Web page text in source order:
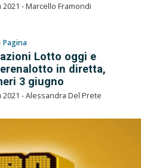
2021 - Marcello Framondi
Pagina
Lotto oggi e
in diretta,
3 giugno
2021 - Alessandra Del Prete